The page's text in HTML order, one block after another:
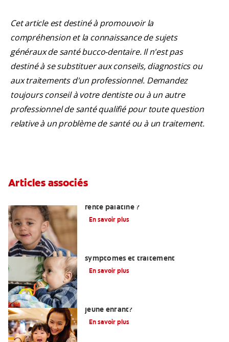
Cet article est destiné à promouvoir la
compréhension et la connaissance de sujets
généraux de santé bucco-dentaire. Il n'est pas
destiné à se substituer aux conseils, diagnostics ou
aux traitements d'un professionnel. Demandez
toujours conseil à votre dentiste ou à un autre
professionnel de santé qualifié pour toute question
relative à un problème de santé ou à un traitement.
Articles associés
fente palatine ?
En savoir plus
symptômes et traitement
En savoir plus
jeune enfant?
En savoir plus